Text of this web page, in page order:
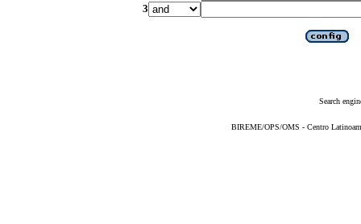
3
Search
BIREME/OPS/OMS - Centro